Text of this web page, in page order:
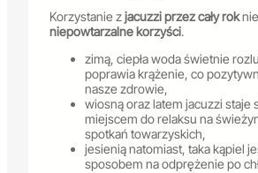
Korzystanie zjacuzzi przez cały rok
niepowtarzalne korzyści.
zimą, ciepła woda świetnie
poprawia krążenie, co
nasze zdrowie,
wiosną oraz latem jacuzzi staje
miejscem do relaksu na
spotkań towarzyskich,
jesienią natomiast, taka kąpiel
sposobem na odprężenie po